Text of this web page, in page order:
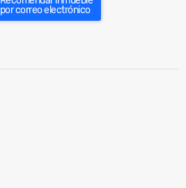
por correo electrónico